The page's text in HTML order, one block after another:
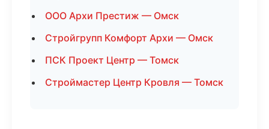
ООО Архи Престиж — Омск
Стройгрупп Комфорт Архи — Омск
ПСК Проект Центр — Томск
Строймастер Центр Кровля — Томск